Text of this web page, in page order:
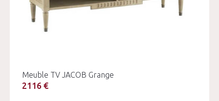
Meuble TV JACOB Grange
2116 €